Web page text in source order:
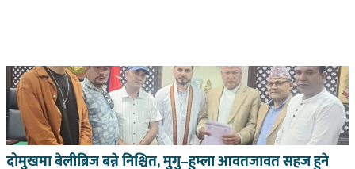
दोमुखमा बेलीब्रिज बन्ने निश्चित, मुगु–हुम्ला आवतजावत सहज हुने